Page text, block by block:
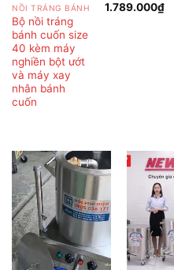
NỒI TRÁNG BÁNH
Bộ nồi tráng
bánh cuốn size
40 kèm máy
nghiền bột ướt
và máy xay
nhân bánh
cuốn
1.789.000₫